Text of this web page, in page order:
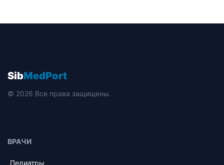
SibMedPort
© 2026 Все права защищены.
ВРАЧИ
Педиатры